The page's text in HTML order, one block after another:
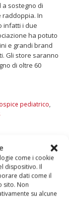
come i cookie
dispositivo. Il
dati come il
sito. Non
su alcune
a sostegno di
raddoppia. In
infatti i due
ha potuto
e grandi brand
Gli store saranno
di oltre 60
pediatrico